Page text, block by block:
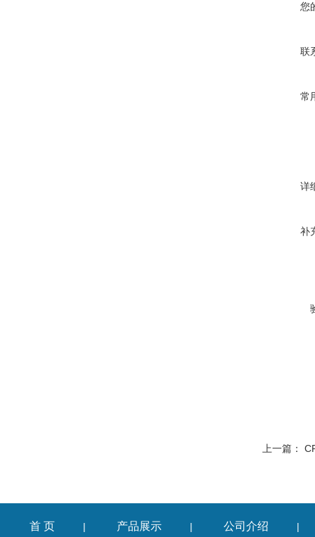
您
联
常
详
补
上一篇：
首 页 | 产品展示 | 公司介绍 |